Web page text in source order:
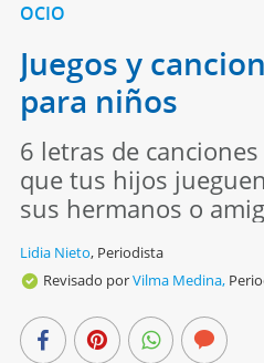
OCIO
Juegos y
para niños
6 letras de
que tus hijos
sus hermanos o
Lidia Nieto, Periodista
Revisado porVilma Medina,